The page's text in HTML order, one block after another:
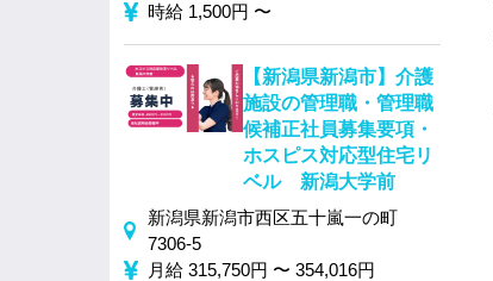
時給 1,500円 〜
【新潟県新潟市】介護
施設の管理職・管理職
候補正社員募集要項・
ホスピス対応型住宅リ
ベル 新潟大学前
新潟県新潟市西区五十嵐一の町
7306-5
月給 315,750円 〜 354,016円